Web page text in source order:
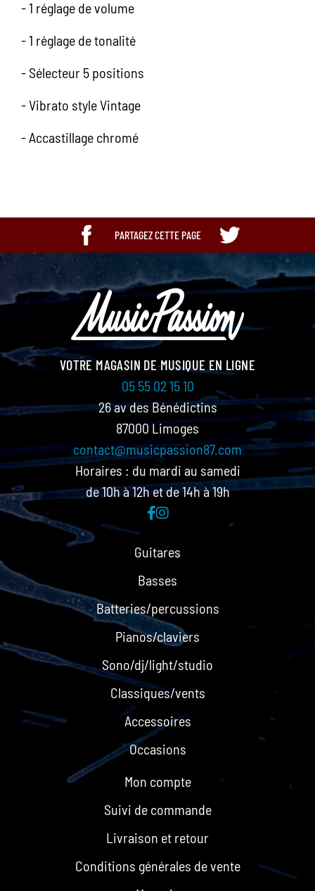
- 1 réglage de volume
- 1 réglage de tonalité
- Sélecteur 5 positions
- Vibrato style Vintage
- Accastillage chromé
PARTAGEZ CETTE PAGE
Guitares
Basses
Batteries/percussions
Pianos/claviers
Sono/dj/light/studio
Classiques/vents
Accessoires
Occasions
VOTRE MAGASIN DE MUSIQUE EN LIGNE
05 55 02 15 10
26 av des Bénédictins
87000 Limoges
contact@musicpassion87.com
Horaires : du mardi au samedi
de 10h à 12h et de 14h à 19h
Mon compte
Suivi de commande
Livraison et retour
Conditions générales de vente